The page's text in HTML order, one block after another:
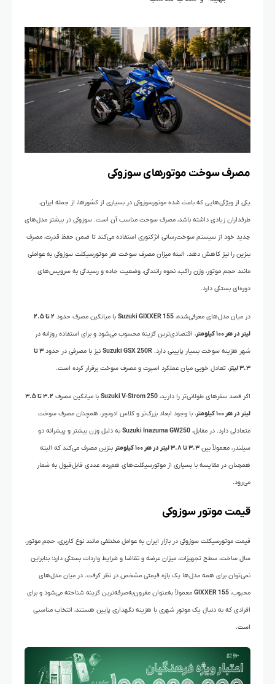
مصرف سوخت موتورهای سوزوکی
یکی از ویژگی‌هایی که باعث شده موتورسوزوکی در بسیاری از کشورها، از جمله ایران،
طرفداران زیادی داشته باشد، مصرف سوخت مناسب آن است. سوزوکی در بیشتر مدل‌های
جدید خود از سیستم سوخت‌رسانی انژکتوری استفاده می‌کند تا ضمن حفظ قدرت، مصرف
بنزین را نیز کاهش دهد. البته میزان مصرف سوخت هر موتورسیکلت سوزوکی به عواملی
مانند حجم موتور، وزن راکب، نحوه رانندگی، وضعیت جاده و رسیدگی به سرویس‌های
دوره‌ای بستگی دارد.
در میان مدل‌های معرفی‌شده، Suzuki GIXXER 155 با میانگین مصرف حدود ۲ تا ۲.۵
لیتر در هر ۱۰۰ کیلومتر ، اقتصادی‌ترین گزینه محسوب می‌شود و برای استفاده روزانه در
شهر هزینه سوخت بسیار پایینی دارد. Suzuki GSX 250R نیز با مصرفی در حدود ۳ تا
۳.۳ لیتر ، تعادل خوبی میان عملکرد اسپرت و مصرف سوخت برقرار کرده است.
اگر قصد سفرهای طولانی‌تر را دارید، Suzuki V-Strom 250 با میانگین مصرف ۳.۲ تا ۳.۵
لیتر در هر ۱۰۰ کیلومتر ، با وجود ابعاد بزرگ‌تر و کلاس ادونچر، همچنان مصرف سوخت
متعادلی دارد. در مقابل، Suzuki Inazuma GW250 به دلیل وزن بیشتر و پیشرانه دو
سیلندر، معمولاً بین ۳.۳ تا ۳.۸ لیتر در هر ۱۰۰ کیلومتر بنزین مصرف می‌کند که البته
همچنان در مقایسه با بسیاری از موتورسیکلت‌های هم‌رده، عددی قابل‌قبول به شمار
می‌رود.
قیمت موتور سوزوکی
قیمت موتورسیکلت سوزوکی در بازار ایران به عوامل مختلفی مانند نوع کاربری، حجم موتور،
سال ساخت، سطح تجهیزات، میزان عرضه و تقاضا و شرایط واردات بستگی دارد؛ بنابراین
نمی‌توان برای همه مدل‌ها یک بازه قیمتی مشخص در نظر گرفت. در میان مدل‌های
محبوب، GIXXER 155 معمولاً به‌عنوان مقرون‌به‌صرفه‌ترین گزینه شناخته می‌شود و برای
افرادی که به دنبال یک موتور شهری با هزینه نگهداری پایین هستند، انتخاب مناسبی
است.